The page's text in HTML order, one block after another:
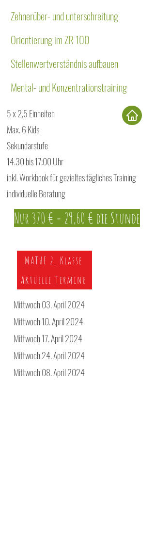
Zehnerüber- und unterschreitung
Orientierung im ZR 100
Stellenwertverständnis aufbauen
Mental- und Konzentrationstraining
5 x 2,5 Einheiten
Max. 6 Kids
Sekundarstufe
14.30 bis 17:00 Uhr
inkl. Workbook für gezieltes tägliches Training
individuelle Beratung
Nur 370 € = 29,60 € die Stunde
MATHE 2. Klasse
Aktuelle Termine
Mittwoch 03. April 2024
Mittwoch 10. April 2024
Mittwoch 17. April 2024
Mittwoch 24. April 2024
Mittwoch 08. April 2024